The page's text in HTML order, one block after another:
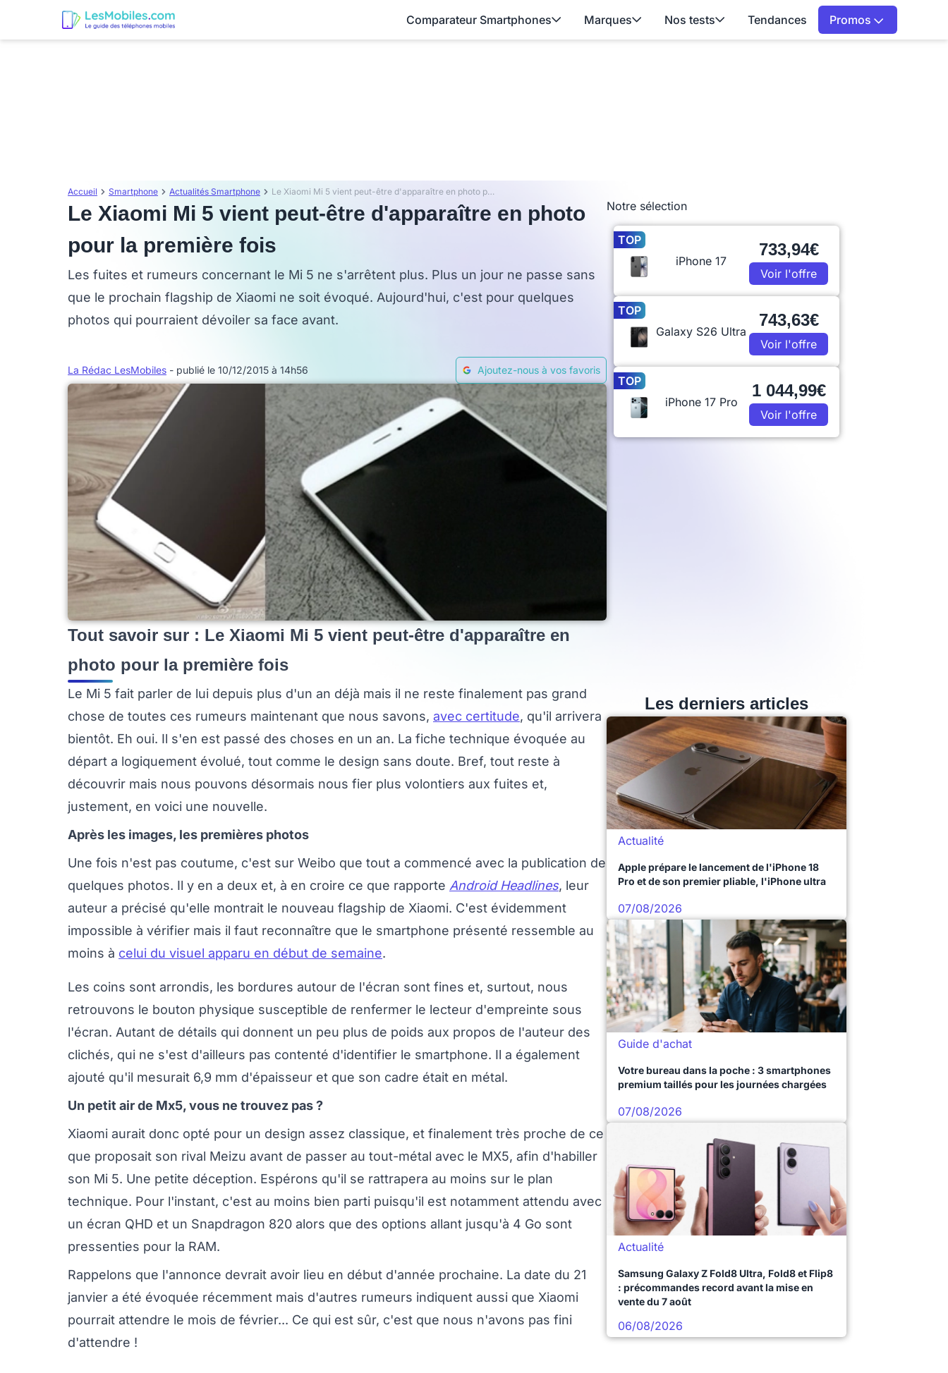
Comparateur Smartphones Marques Nos tests Tendances Promos
Accueil Smartphone Actualités Smartphone Le Xiaomi Mi 5 vient peut-être d'apparaître en photo pour la première fois
Le Xiaomi Mi 5 vient peut-être d'apparaître en photo
pour la première fois
Les fuites et rumeurs concernant le Mi 5 ne s'arrêtent plus. Plus un jour ne passe sans
que le prochain flagship de Xiaomi ne soit évoqué. Aujourd'hui, c'est pour quelques
photos qui pourraient dévoiler sa face avant.
La Rédac LesMobiles - publié le 10/12/2015 à 14h56 Ajoutez-nous à vos favoris
Tout savoir sur : Le Xiaomi Mi 5 vient peut-être d'apparaître en
photo pour la première fois
Le Mi 5 fait parler de lui depuis plus d'un an déjà mais il ne reste finalement pas grand
chose de toutes ces rumeurs maintenant que nous savons, avec certitude, qu'il arrivera
bientôt. Eh oui. Il s'en est passé des choses en un an. La fiche technique évoquée au
départ a logiquement évolué, tout comme le design sans doute. Bref, tout reste à
découvrir mais nous pouvons désormais nous fier plus volontiers aux fuites et,
justement, en voici une nouvelle.
Après les images, les premières photos
Une fois n'est pas coutume, c'est sur Weibo que tout a commencé avec la publication de
quelques photos. Il y en a deux et, à en croire ce que rapporte Android Headlines, leur
auteur a précisé qu'elle montrait le nouveau flagship de Xiaomi. C'est évidemment
impossible à vérifier mais il faut reconnaître que le smartphone présenté ressemble au
moins à celui du visuel apparu en début de semaine.
Les coins sont arrondis, les bordures autour de l'écran sont fines et, surtout, nous
retrouvons le bouton physique susceptible de renfermer le lecteur d'empreinte sous
l'écran. Autant de détails qui donnent un peu plus de poids aux propos de l'auteur des
clichés, qui ne s'est d'ailleurs pas contenté d'identifier le smartphone. Il a également
ajouté qu'il mesurait 6,9 mm d'épaisseur et que son cadre était en métal.
Un petit air de Mx5, vous ne trouvez pas ?
Xiaomi aurait donc opté pour un design assez classique, et finalement très proche de ce
que proposait son rival Meizu avant de passer au tout-métal avec le MX5, afin d'habiller
son Mi 5. Une petite déception. Espérons qu'il se rattrapera au moins sur le plan
technique. Pour l'instant, c'est au moins bien parti puisqu'il est notamment attendu avec
un écran QHD et un Snapdragon 820 alors que des options allant jusqu'à 4 Go sont
pressenties pour la RAM.
Rappelons que l'annonce devrait avoir lieu en début d'année prochaine. La date du 21
janvier a été évoquée récemment mais d'autres rumeurs indiquent aussi que Xiaomi
pourrait attendre le mois de février... Ce qui est sûr, c'est que nous n'avons pas fini
d'attendre !
Notre sélection
TOP
iPhone 17
733,94€
Voir l'offre
TOP
Galaxy S26 Ultra
743,63€
Voir l'offre
TOP
iPhone 17 Pro
1 044,99€
Voir l'offre
Les derniers articles
Actualité
Apple prépare le lancement de l'iPhone 18
Pro et de son premier pliable, l'iPhone ultra
07/08/2026
Guide d'achat
Votre bureau dans la poche : 3 smartphones
premium taillés pour les journées chargées
07/08/2026
Actualité
Samsung Galaxy Z Fold8 Ultra, Fold8 et Flip8
: précommandes record avant la mise en
vente du 7 août
06/08/2026